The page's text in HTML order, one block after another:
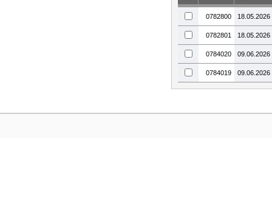
0782800 18.05.2026
0782801 18.05.2026
0784020 09.06.2026
0784019 09.06.2026